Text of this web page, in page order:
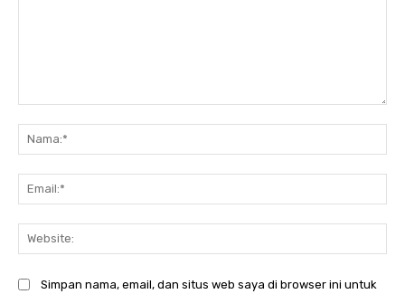
Simpan nama, email, dan situs web saya di browser ini untuk